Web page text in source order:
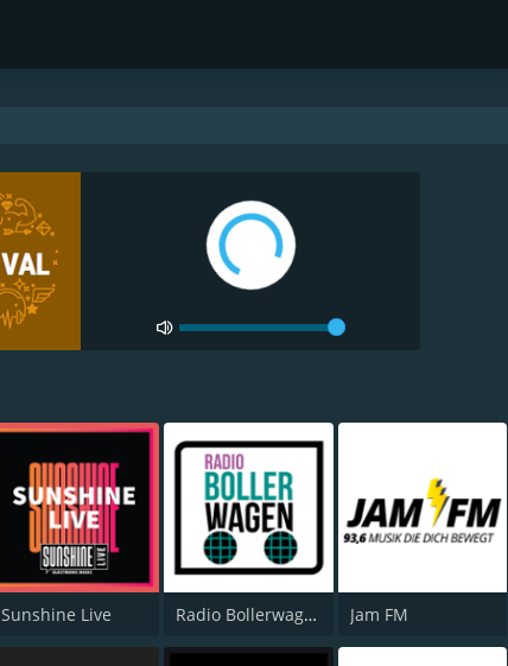
Sunshine Live Radio Bollerwagen Jam FM